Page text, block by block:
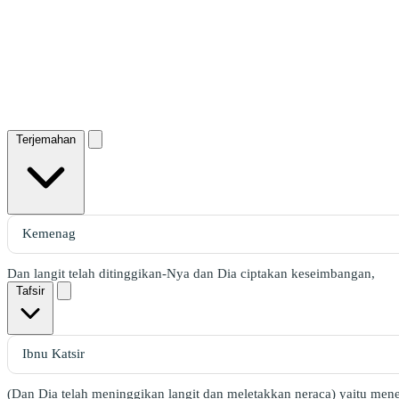
Terjemahan
Dan langit telah ditinggikan-Nya dan Dia ciptakan keseimbangan,
Tafsir
(Dan Dia telah meninggikan langit dan meletakkan neraca) yaitu